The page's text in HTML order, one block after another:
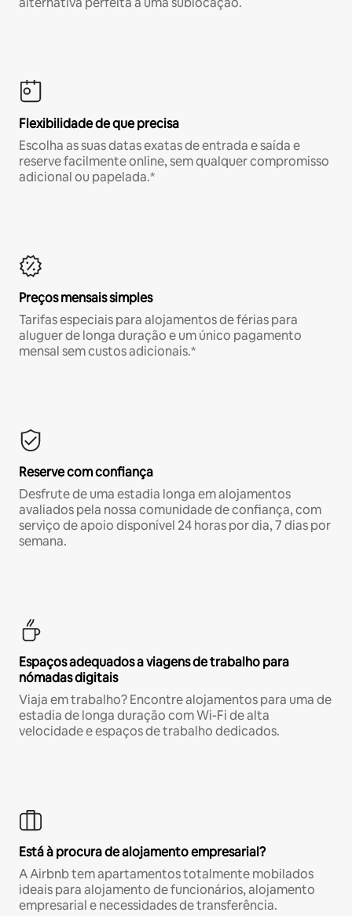
Flexibilidade de que precisa
Escolha as suas datas exatas de entrada e saída e
reserve facilmente online, sem qualquer compromisso
adicional ou papelada.*
Preços mensais simples
Tarifas especiais para alojamentos de férias para
aluguer de longa duração e um único pagamento
mensal sem custos adicionais.*
Reserve com confiança
Desfrute de uma estadia longa em alojamentos
avaliados pela nossa comunidade de confiança, com
serviço de apoio disponível 24 horas por dia, 7 dias por
semana.
Espaços adequados a viagens de trabalho para
nómadas digitais
Viaja em trabalho? Encontre alojamentos para uma de
estadia de longa duração com Wi-Fi de alta
velocidade e espaços de trabalho dedicados.
Está à procura de alojamento empresarial?
A Airbnb tem apartamentos totalmente mobilados
ideais para alojamento de funcionários, alojamento
empresarial e necessidades de transferência.